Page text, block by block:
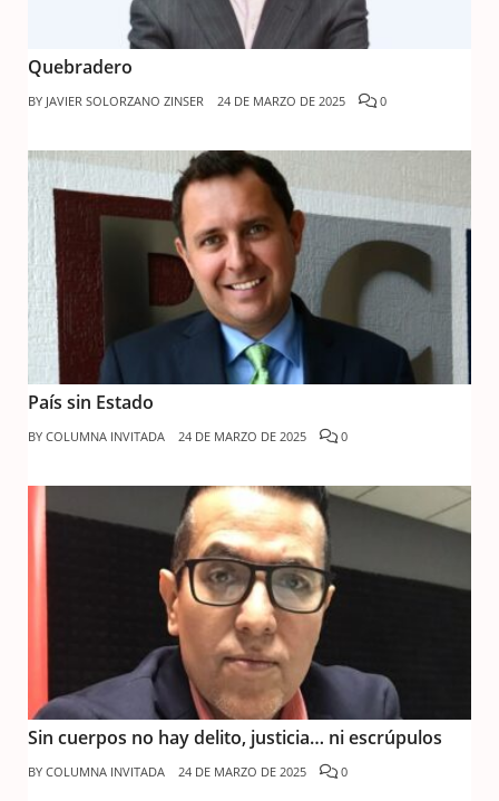
Quebradero
BY JAVIER SOLORZANO ZINSER 24 DE MARZO DE 2025 0
País sin Estado
BY COLUMNA INVITADA 24 DE MARZO DE 2025 0
Sin cuerpos no hay delito, justicia… ni escrúpulos
BY COLUMNA INVITADA 24 DE MARZO DE 2025 0